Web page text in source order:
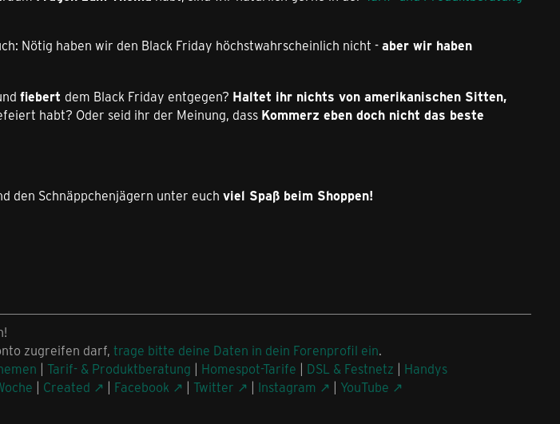
Nötig haben wir den Black Friday höchstwahrscheinlich nicht -aber wir haben
fiebert dem Black Friday entgegen? Haltet ihr nichts von amerikanischen Sitten,
habt? Oder seid ihr der Meinung, dass Kommerz eben doch nicht das beste
den Schnäppchenjägern unter euch viel Spaß beim Shoppen!
zugreifen darf, trage bitte deine Daten in dein Forenprofil ein.
| Tarif- & Produktberatung | Homespot-Tarife | DSL & Festnetz | Handys
| Created | Facebook | Twitter | Instagram | YouTube